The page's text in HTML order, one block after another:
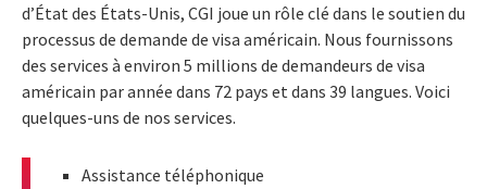
d’État des États-Unis, CGI joue un rôle clé dans le soutien du
processus de demande de visa américain. Nous fournissons
des services à environ 5 millions de demandeurs de visa
américain par année dans 72 pays et dans 39 langues. Voici
quelques-uns de nos services.
Assistance téléphonique